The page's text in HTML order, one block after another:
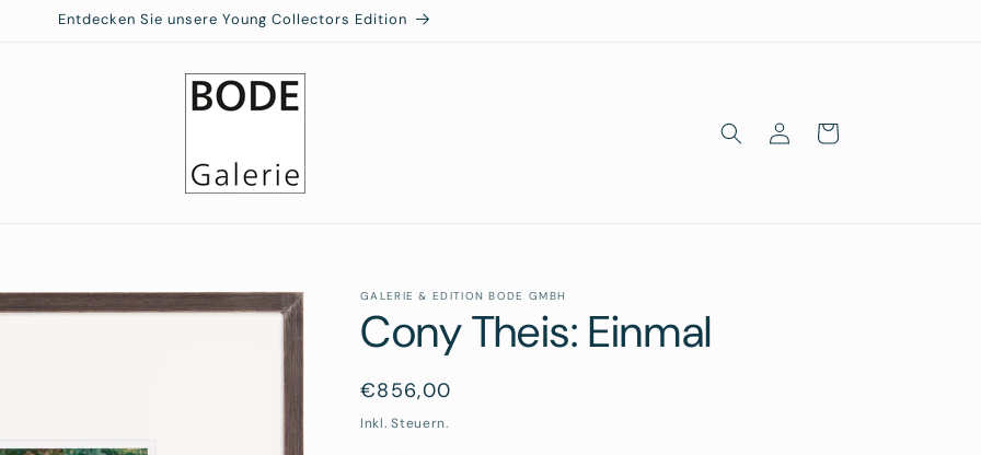
Entdecken Sie unsere Young Collectors Edition
EinloggenWarenkorb
GALERIE & EDITION BODE GMBH
Cony Theis: Einmal
Normaler
Preis
€856,00
Inkl. Steuern.